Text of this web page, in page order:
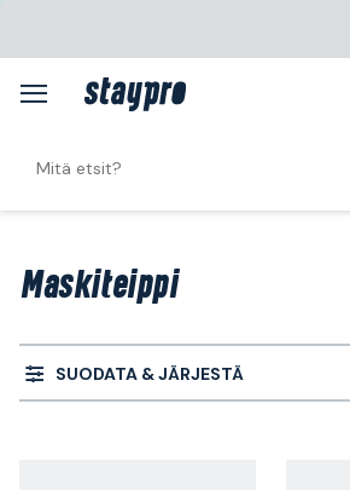
Maskiteippi
SUODATA & JÄRJESTÄ